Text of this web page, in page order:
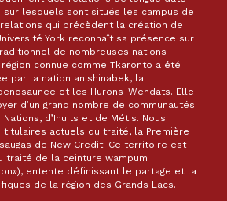
lesquels sont situés les campus de
relations qui précèdent la création de
York reconnaît sa présence sur
de nombreuses nations
connue comme Tkaronto a été
par la nation anishinabek, la
et les Hurons-Wendats. Elle
d’un grand nombre de communautés
d’Inuits et de Métis. Nous
titulaires actuels du traité, la Première
de New Credit. Ce territoire est
traité de la ceinture wampum
entente définissant le partage et la
de la région des Grands Lacs.